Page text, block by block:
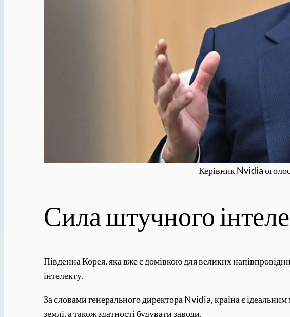
Керівник Nvidia
Сила штучного
Південна Корея, яка вже є домівкою для великих
інтелекту.
За словами генерального директора Nvidia, країна є
землі, а також здатності будувати заводи.